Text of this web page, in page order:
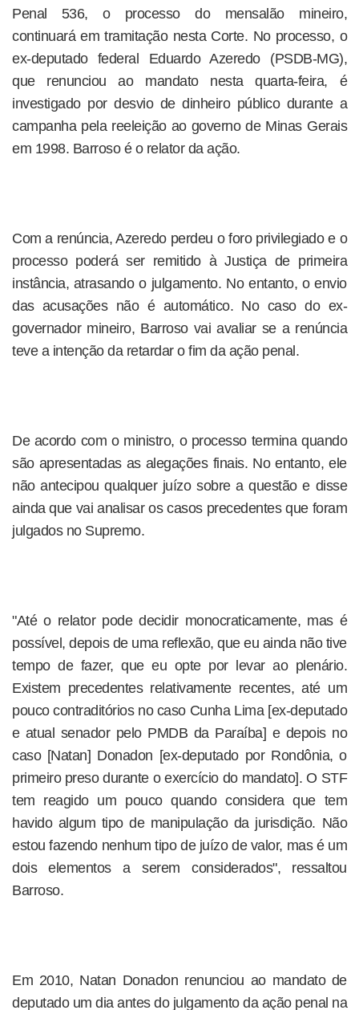
Penal 536, o processo do mensalão mineiro,
continuará em tramitação nesta Corte. No processo, o
ex-deputado federal Eduardo Azeredo (PSDB-MG),
que renunciou ao mandato nesta quarta-feira, é
investigado por desvio de dinheiro público durante a
campanha pela reeleição ao governo de Minas Gerais
em 1998. Barroso é o relator da ação.
Com a renúncia, Azeredo perdeu o foro privilegiado e o
processo poderá ser remitido à Justiça de primeira
instância, atrasando o julgamento. No entanto, o envio
das acusações não é automático. No caso do ex-
governador mineiro, Barroso vai avaliar se a renúncia
teve a intenção da retardar o fim da ação penal.
De acordo com o ministro, o processo termina quando
são apresentadas as alegações finais. No entanto, ele
não antecipou qualquer juízo sobre a questão e disse
ainda que vai analisar os casos precedentes que foram
julgados no Supremo.
"Até o relator pode decidir monocraticamente, mas é
possível, depois de uma reflexão, que eu ainda não tive
tempo de fazer, que eu opte por levar ao plenário.
Existem precedentes relativamente recentes, até um
pouco contraditórios no caso Cunha Lima [ex-deputado
e atual senador pelo PMDB da Paraíba] e depois no
caso [Natan] Donadon [ex-deputado por Rondônia, o
primeiro preso durante o exercício do mandato]. O STF
tem reagido um pouco quando considera que tem
havido algum tipo de manipulação da jurisdição. Não
estou fazendo nenhum tipo de juízo de valor, mas é um
dois elementos a serem considerados", ressaltou
Barroso.
Em 2010, Natan Donadon renunciou ao mandato de
deputado um dia antes do julgamento da ação penal na